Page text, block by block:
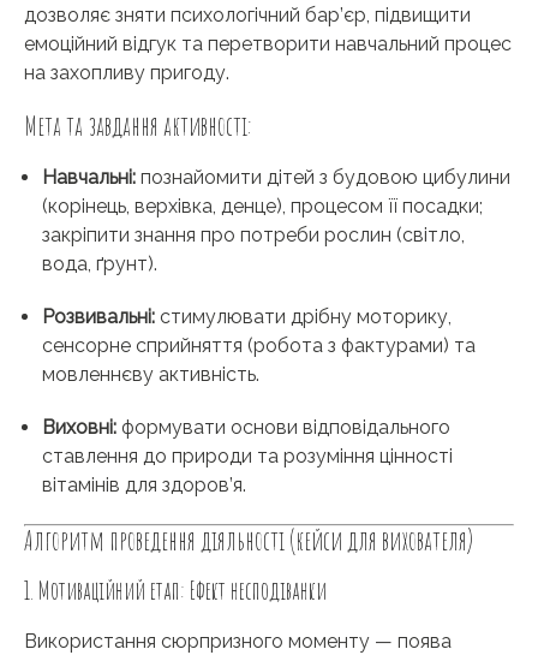
дозволяє зняти психологічний бар’єр, підвищити
емоційний відгук та перетворити навчальний процес
на захопливу пригоду.
Мета та завдання активності:
Навчальні: познайомити дітей з будовою цибулини
(корінець, верхівка, денце), процесом її посадки;
закріпити знання про потреби рослин (світло,
вода, ґрунт).
Розвивальні: стимулювати дрібну моторику,
сенсорне сприйняття (робота з фактурами) та
мовленнєву активність.
Виховні: формувати основи відповідального
ставлення до природи та розуміння цінності
вітамінів для здоров’я.
Алгоритм проведення діяльності (кейси для вихователя)
1. Мотиваційний етап: Ефект несподіванки
Використання сюрпризного моменту — поява